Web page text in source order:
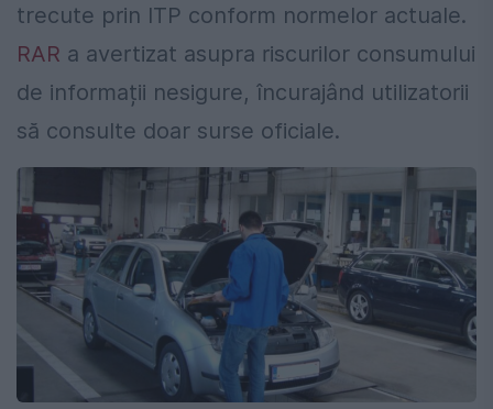
trecute prin ITP conform normelor actuale.
RAR a avertizat asupra riscurilor consumului
de informații nesigure, încurajând utilizatorii
să consulte doar surse oficiale.